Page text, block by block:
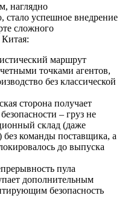
наглядно
успешное внедрение
сложного
маршрут
точками агентов,
без классической
сторона получает
– груз не
склад (даже
команды поставщика, а
до выпуска
пула
дополнительным
безопасность